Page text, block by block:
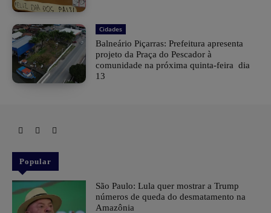
Cidades
Balneário Piçarras: Prefeitura apresenta
projeto da Praça do Pescador à
comunidade na próxima quinta-feira dia
13
Popular
São Paulo: Lula quer mostrar a Trump
números de queda do desmatamento na
Amazônia